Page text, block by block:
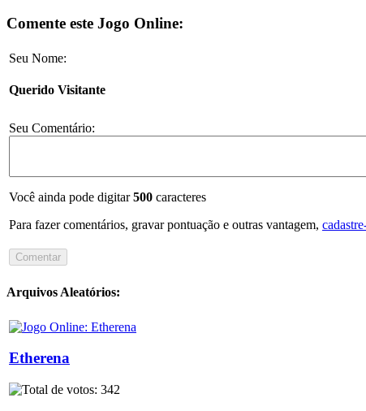
Comente este Jogo Online:
Seu Nome:
Querido Visitante
Seu Comentário:
Você ainda pode digitar500 caracteres
Para fazer comentários, gravar pontuação e outras vantagem,
Arquivos Aleatórios:
Etherena